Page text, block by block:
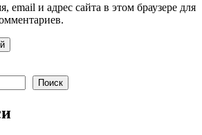
email и адрес сайта в этом браузере для
Поиск